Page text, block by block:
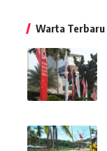
Warta Terbaru